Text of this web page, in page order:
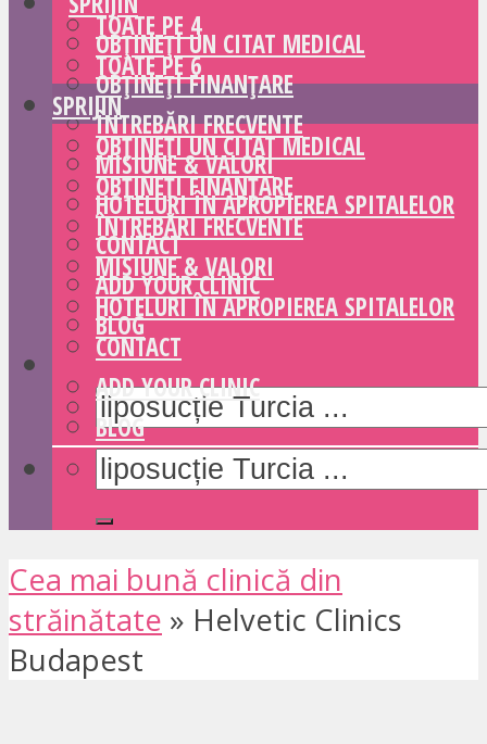
OBȚINEȚI UN CITAT MEDICAL
OBȚINEȚI FINANȚARE
ÎNTREBĂRI FRECVENTE
MISIUNE & VALORI
HOTELURI ÎN APROPIEREA SPITALELOR
CONTACT
ADD YOUR CLINIC
BLOG
TOATE PE 4
TOATE PE 6
SPRIJIN
OBȚINEȚI UN CITAT MEDICAL
OBȚINEȚI FINANȚARE
ÎNTREBĂRI FRECVENTE
MISIUNE & VALORI
HOTELURI ÎN APROPIEREA SPITALELOR
CONTACT
ADD YOUR CLINIC
BLOG
Cea mai bună clinică din
străinătate » Helvetic Clinics
Budapest